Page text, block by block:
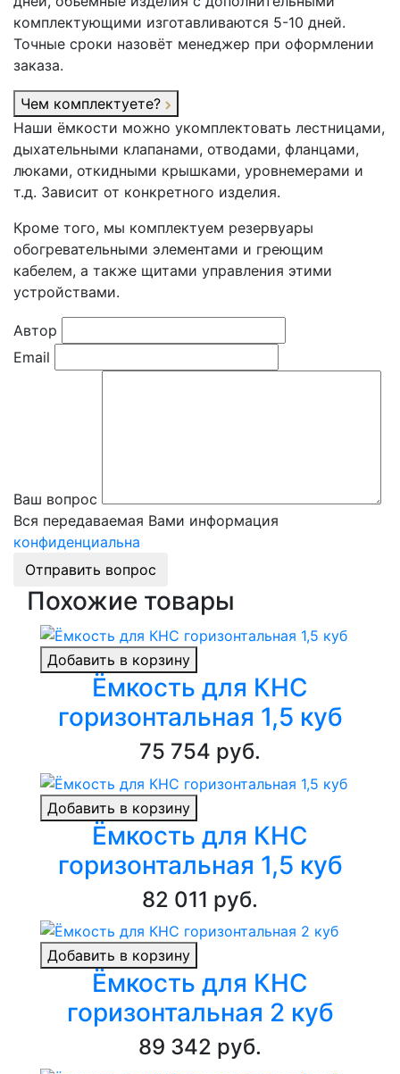
комплектующими изготавливаются 5-10 дней.
Точные сроки назовёт менеджер при оформлении
заказа.
Чем комплектуете?
Наши ёмкости можно укомплектовать лестницами,
дыхательными клапанами, отводами, фланцами,
люками, откидными крышками, уровнемерами и
т.д. Зависит от конкретного изделия.
Кроме того, мы комплектуем резервуары
обогревательными элементами и греющим
кабелем, а также щитами управления этими
устройствами.
Автор
Email
Ваш вопрос
Вся передаваемая Вами информация
конфиденциальна
Отправить вопрос
Похожие товары
Добавить в корзину
Ёмкость для КНС
горизонтальная 1,5 куб
75 754 руб.
Добавить в корзину
Ёмкость для КНС
горизонтальная 1,5 куб
82 011 руб.
Добавить в корзину
Ёмкость для КНС
горизонтальная 2 куб
89 342 руб.